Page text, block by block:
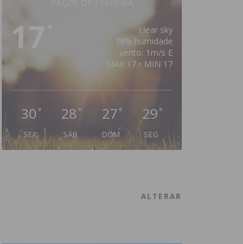
17
clear sky
78% humidade
vento: 1m/s E
MAX 17 • MIN 17
30 °
SEX
28 °
SÁB
27 °
DOM
29 °
SEG
ALTERAR